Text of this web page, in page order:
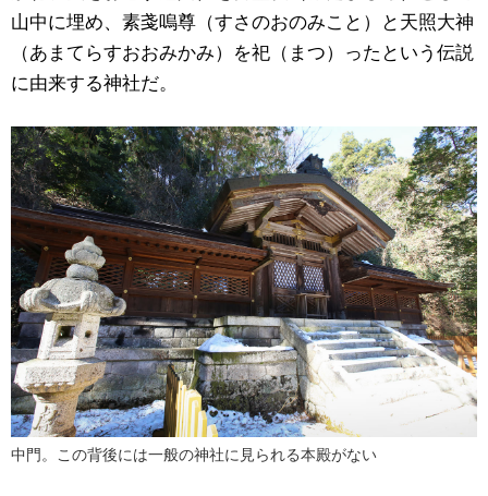
山中に埋め、素戔嗚尊（すさのおのみこと）と天照大神
（あまてらすおおみかみ）を祀（まつ）ったという伝説
に由来する神社だ。
中門。この背後には一般の神社に見られる本殿がない